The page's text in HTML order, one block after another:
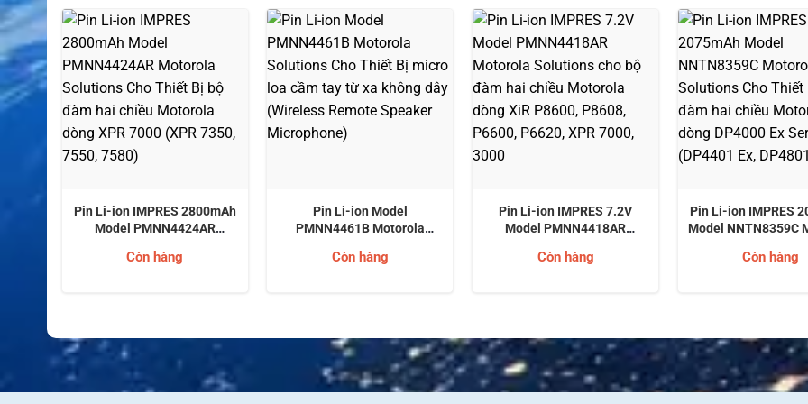
Pin Li-ion IMPRES 2800mAh
Model PMNN4424AR
Thiết Bị bộ đàm hai chiều
Còn hàng
Pin Li-ion Model
PMNN4461B Motorola
loa cầm tay từ xa không dây
Còn hàng
Pin Li-ion IMPRES 7.2V
Model PMNN4418AR
đàm hai chiều Motorola dòng
Còn hàng
Pin Li-ion IMPRES
Model NNTN8359C
đàm hai chiềuCòn hàng